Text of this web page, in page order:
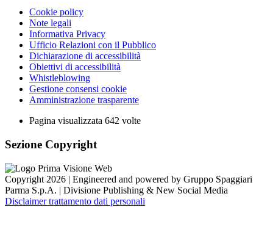
Cookie policy
Note legali
Informativa Privacy
Ufficio Relazioni con il Pubblico
Dichiarazione di accessibilità
Obiettivi di accessibilità
Whistleblowing
Gestione consensi cookie
Amministrazione trasparente
Pagina visualizzata 642 volte
Sezione Copyright
Copyright 2026 | Engineered and powered by Gruppo Spaggiari
Parma S.p.A. | Divisione Publishing & New Social Media
Disclaimer trattamento dati personali